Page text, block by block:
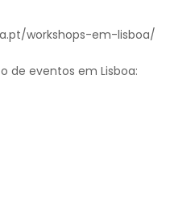
workshops-em-lisboa/
de eventos em Lisboa: